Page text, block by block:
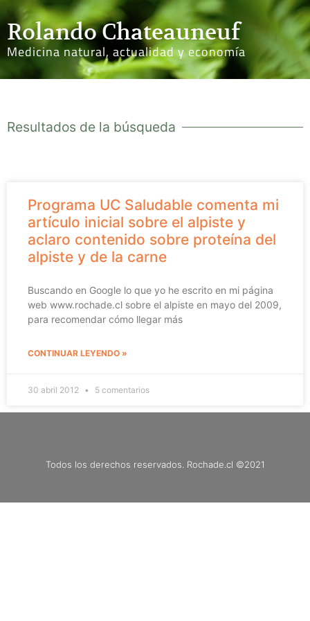
Rolando Chateauneuf
Medicina natural, actualidad y economía
Resultados de la búsqueda
Programa UC Saludable comenta mi
artículo inicial sobre el alpiste y
aclaro contenido sobre proteína del
alpiste y de la carne
Buscando en Google lo que yo he escrito en mi página
web www.rochade.cl sobre el alpiste en mayo del 2009,
para recomendar cómo llegar más
CONTINUAR LEYENDO »
30 abril 2012 5 comentarios
Todos los derechos reservados. Rochade.cl ©2021